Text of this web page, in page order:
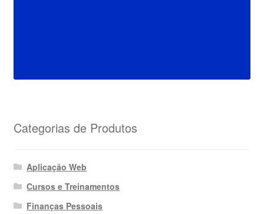
Categorias de Produtos
Aplicação Web
Cursos e Treinamentos
Finanças Pessoais